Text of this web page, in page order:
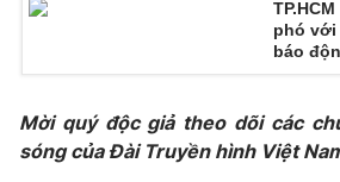
VTV Money VTV
phó
báo
Mời quý độc giả theo dõi các
sóng của Đài Truyền hình Việt